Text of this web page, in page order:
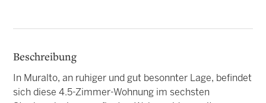
Beschreibung
In Muralto, an ruhiger und gut besonnter Lage, befindet
sich diese 4.5-Zimmer-Wohnung im sechsten